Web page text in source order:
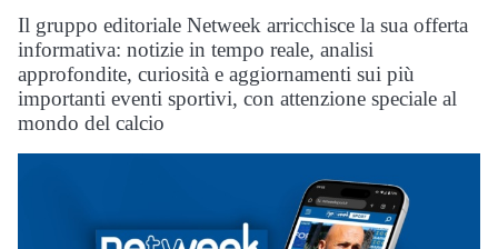
Il gruppo editoriale Netweek arricchisce la sua offerta
informativa: notizie in tempo reale, analisi
approfondite, curiosità e aggiornamenti sui più
importanti eventi sportivi, con attenzione speciale al
mondo del calcio